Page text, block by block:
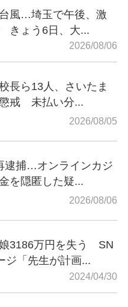
風…埼玉で午後、激
きょう6日、大...
2026/08/06
長ら13人、さいたま
戒 未払い分...
2026/08/05
逮捕…オンラインカジ
を隠匿した疑...
2026/08/06
3186万円を失う SN
ジ「先生が計画...
2024/04/30